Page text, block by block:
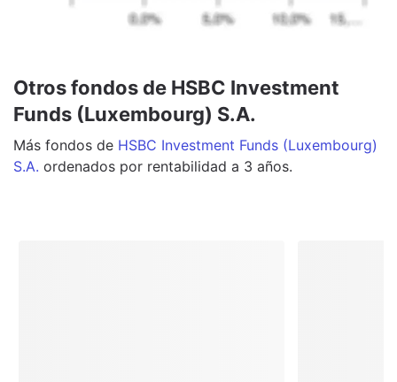
Otros fondos de HSBC Investment
Funds (Luxembourg) S.A.
Más fondos de HSBC Investment Funds (Luxembourg)
S.A. ordenados por rentabilidad a 3 años.